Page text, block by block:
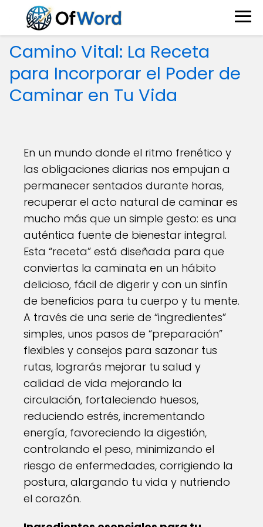
Camino Vital: La Receta
para Incorporar el Poder de
Caminar en Tu Vida
En un mundo donde el ritmo frenético y
las obligaciones diarias nos empujan a
permanecer sentados durante horas,
recuperar el acto natural de caminar es
mucho más que un simple gesto: es una
auténtica fuente de bienestar integral.
Esta “receta” está diseñada para que
conviertas la caminata en un hábito
delicioso, fácil de digerir y con un sinfín
de beneficios para tu cuerpo y tu mente.
A través de una serie de “ingredientes”
simples, unos pasos de “preparación”
flexibles y consejos para sazonar tus
rutas, lograrás mejorar tu salud y
calidad de vida mejorando la
circulación, fortaleciendo huesos,
reduciendo estrés, incrementando
energía, favoreciendo la digestión,
controlando el peso, minimizando el
riesgo de enfermedades, corrigiendo la
postura, alargando tu vida y nutriendo
el corazón.